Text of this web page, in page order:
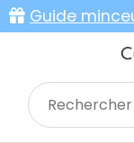
Guide